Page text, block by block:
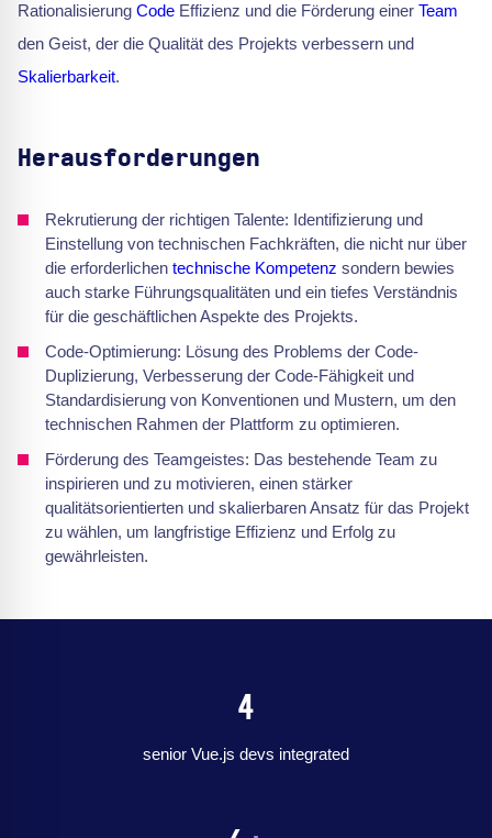
Rationalisierung Code Effizienz und die Förderung einer Team
den Geist, der die Qualität des Projekts verbessern und
Skalierbarkeit.
Herausforderungen
Rekrutierung der richtigen Talente: Identifizierung und
Einstellung von technischen Fachkräften, die nicht nur über
die erforderlichen technische Kompetenz sondern bewies
auch starke Führungsqualitäten und ein tiefes Verständnis
für die geschäftlichen Aspekte des Projekts.
Code-Optimierung: Lösung des Problems der Code-
Duplizierung, Verbesserung der Code-Fähigkeit und
Standardisierung von Konventionen und Mustern, um den
technischen Rahmen der Plattform zu optimieren.
Förderung des Teamgeistes: Das bestehende Team zu
inspirieren und zu motivieren, einen stärker
qualitätsorientierten und skalierbaren Ansatz für das Projekt
zu wählen, um langfristige Effizienz und Erfolg zu
gewährleisten.
4
senior Vue.js devs integrated